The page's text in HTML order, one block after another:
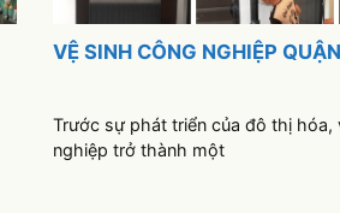
VỆ SINH CÔNG NGHIỆP
Trước sự phát triển của đô thị hóa,
nghiệp trở thành một